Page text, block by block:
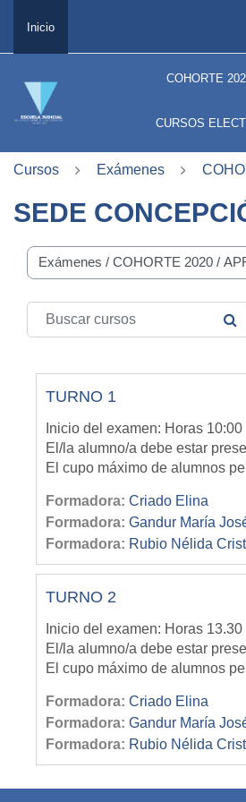
Inicio
COHORTE
CURSOS
Cursos Exámenes
SEDE
del curso
Buscar cursos
TURNO 1
Inicio del examen: Horas 10:00
El/la alumno/a debe estar
El cupo máximo de alumnos
NO SE PERMITEN CAMBIOS
Formadora: Criado Elina
Formadora: Gandur María
Formadora: Rubio Nélida
TURNO 2
Inicio del examen: Horas 13.30
El/la alumno/a debe estar
El cupo máximo de alumnos
NO SE PERMITEN CAMBIOS
Formadora: Criado Elina
Formadora: Gandur María
Formadora: Rubio Nélida